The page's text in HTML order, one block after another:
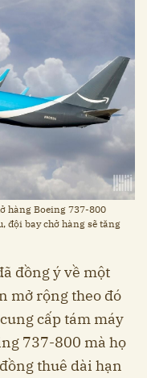
hàng Boeing 737-800
đội bay chở hàng sẽ tăng
đồng ý về một
mở rộng theo đó
cấp tám máy
737-800 mà họ
thuê dài hạn